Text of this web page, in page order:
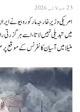
23 جولائی 2026
امریکی وزیرِ خارجہ مارکو روبیو
میں تبدیلی نہیں لاتا، اسے ہر
منیلا میں آسیان کانفرنس کے موقع